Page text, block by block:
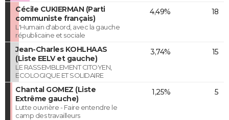
Cécile CUKIERMAN (Parti
communiste français)
L'Humain d'abord, avec la gauche
républicaine et sociale
4,49% 18
Jean-Charles KOHLHAAS
(Liste EELV et gauche)
LE RASSEMBLEMENT CITOYEN,
ECOLOGIQUE ET SOLIDAIRE
3,74% 15
Chantal GOMEZ (Liste
Extrême gauche)
Lutte ouvrière - Faire entendre le
camp des travailleurs
1,25% 5